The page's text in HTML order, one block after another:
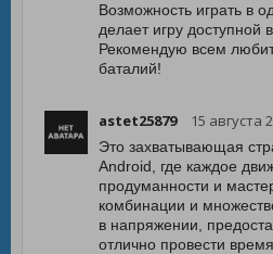
Возможность играть в
делает игру доступной
Рекомендую всем
баталий!
astet25879 15 августа
Это захватывающая
Android, где каждое
продуманности и
комбинации и
в напряжении,
отлично провести